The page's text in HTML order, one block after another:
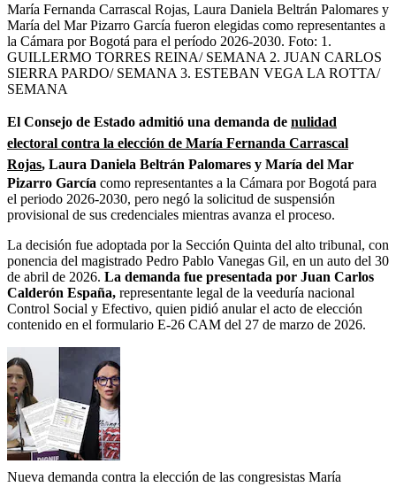
María Fernanda Carrascal Rojas, Laura Daniela Beltrán Palomares y
María del Mar Pizarro García fueron elegidas como representantes a
la Cámara por Bogotá para el período 2026-2030. Foto: 1.
GUILLERMO TORRES REINA/ SEMANA 2. JUAN CARLOS
SIERRA PARDO/ SEMANA 3. ESTEBAN VEGA LA ROTTA/
SEMANA
El Consejo de Estado admitió una demanda de nulidad
electoral contra la elección de María Fernanda Carrascal
Rojas, Laura Daniela Beltrán Palomares y María del Mar
Pizarro García como representantes a la Cámara por Bogotá para
el periodo 2026-2030, pero negó la solicitud de suspensión
provisional de sus credenciales mientras avanza el proceso.
La decisión fue adoptada por la Sección Quinta del alto tribunal, con
ponencia del magistrado Pedro Pablo Vanegas Gil, en un auto del 30
de abril de 2026. La demanda fue presentada por Juan Carlos
Calderón España, representante legal de la veeduría nacional
Control Social y Efectivo, quien pidió anular el acto de elección
contenido en el formulario E-26 CAM del 27 de marzo de 2026.
Nueva demanda contra la elección de las congresistas María